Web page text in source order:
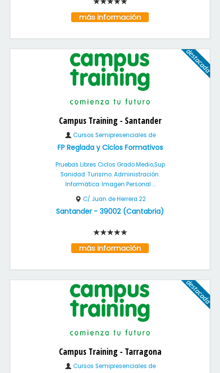
más información
Campus Training - Santander
Cursos Semipresenciales de
FP Reglada y Ciclos Formativos
Pruebas Libres Ciclos Grado Medio,Sup
Sanidad. Turismo. Administración.
Informática. Imagen Personal ...
C/ Juan de Herrera 22
Santander- 39002(Cantabria)
más información
Campus Training - Tarragona
Cursos Semipresenciales de